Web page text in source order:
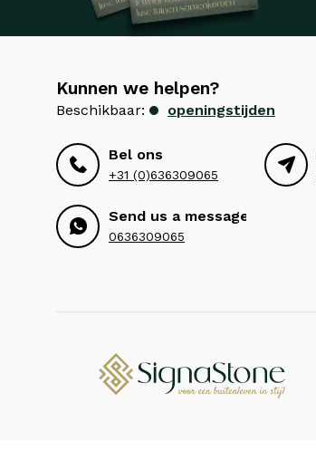
Kunnen we helpen?
Beschikbaar: openingstijden
Bel ons
+31 (0)636309065
Send us a message
0636309065